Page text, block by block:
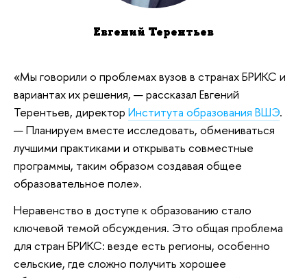
Евгений Терентьев
«Мы говорили о проблемах вузов в странах БРИКС и
вариантах их решения, — рассказал Евгений
Терентьев, директор Института образования ВШЭ.
— Планируем вместе исследовать, обмениваться
лучшими практиками и открывать совместные
программы, таким образом создавая общее
образовательное поле».
Неравенство в доступе к образованию стало
ключевой темой обсуждения. Это общая проблема
для стран БРИКС: везде есть регионы, особенно
сельские, где сложно получить хорошее